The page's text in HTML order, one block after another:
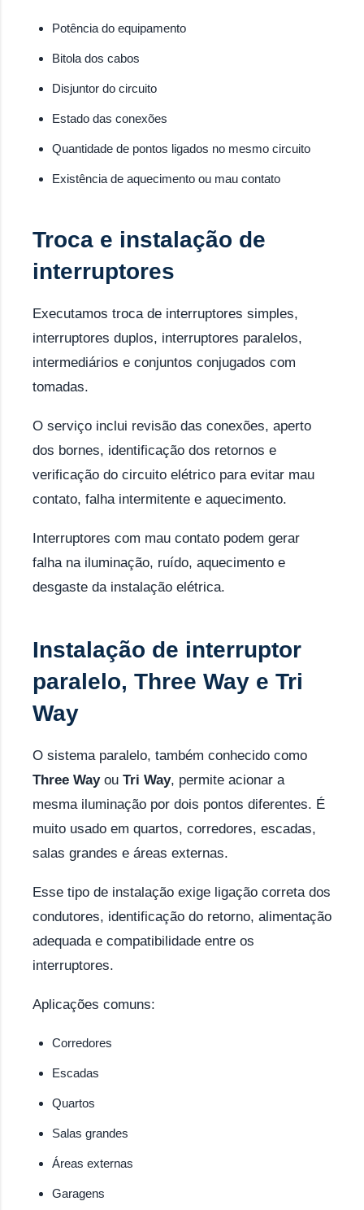
Potência do equipamento
Bitola dos cabos
Disjuntor do circuito
Estado das conexões
Quantidade de pontos ligados no mesmo circuito
Existência de aquecimento ou mau contato
Troca e instalação de
interruptores
Executamos troca de interruptores simples,
interruptores duplos, interruptores paralelos,
intermediários e conjuntos conjugados com
tomadas.
O serviço inclui revisão das conexões, aperto
dos bornes, identificação dos retornos e
verificação do circuito elétrico para evitar mau
contato, falha intermitente e aquecimento.
Interruptores com mau contato podem gerar
falha na iluminação, ruído, aquecimento e
desgaste da instalação elétrica.
Instalação de interruptor
paralelo, Three Way e Tri
Way
O sistema paralelo, também conhecido como
Three Wayou Tri Way, permite acionar a
mesma iluminação por dois pontos diferentes. É
muito usado em quartos, corredores, escadas,
salas grandes e áreas externas.
Esse tipo de instalação exige ligação correta dos
condutores, identificação do retorno, alimentação
adequada e compatibilidade entre os
interruptores.
Aplicações comuns:
Corredores
Escadas
Quartos
Salas grandes
Áreas externas
Garagens